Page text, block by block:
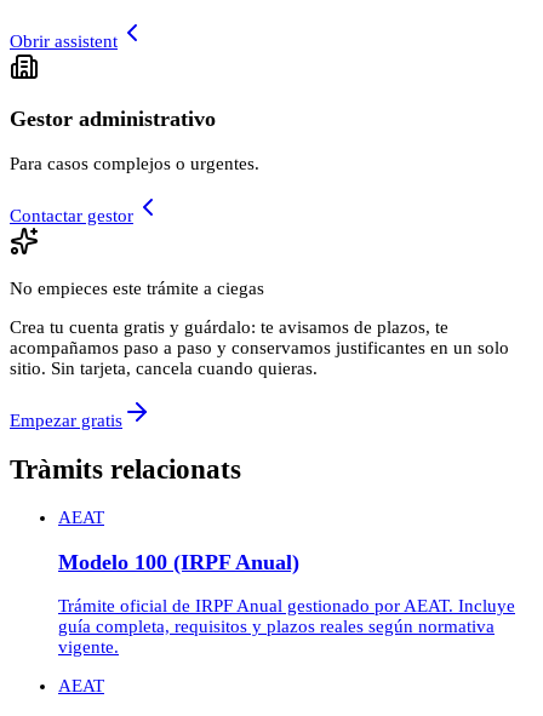
Obrir assistent
Gestor administrativo
Para casos complejos o urgentes.
Contactar gestor
No empieces este trámite a ciegas
Crea tu cuenta gratis y guárdalo: te avisamos de plazos, te
acompañamos paso a paso y conservamos justificantes en un solo
sitio. Sin tarjeta, cancela cuando quieras.
Empezar gratis
Tràmits relacionats
AEAT
Modelo 100 (IRPF Anual)
Trámite oficial de IRPF Anual gestionado por AEAT. Incluye
guía completa, requisitos y plazos reales según normativa
vigente.
AEAT